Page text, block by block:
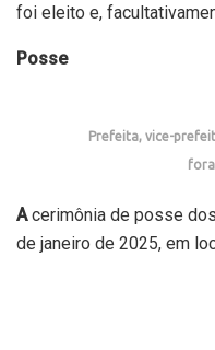
foi eleito e,
Posse
Prefeita, vice-
Acerimônia de posse
de janeiro de 2025, em